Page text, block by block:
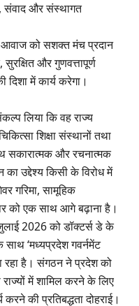
संवाद और संस्थागत
आवाज को सशक्त मंच प्रदान
और गुणवत्तापूर्ण
में कार्य करेगा।
लिया कि वह राज्य
शिक्षा संस्थानों तथा
सकारात्मक और रचनात्मक
उद्देश्य किसी के विरोध में
गरिमा, सामूहिक
को एक साथ आगे बढ़ाना है।
2026 को डॉक्टर्स डे के
‘मध्यप्रदेश गवर्नमेंट
रहा है। संगठन ने प्रदेश को
में शामिल करने के लिए
की प्रतिबद्धता दोहराई।